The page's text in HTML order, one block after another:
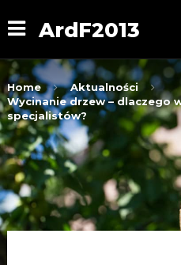
ArdF2013
Home
Aktualności
Wycinanie drzew – dlaczego
specjalistów?